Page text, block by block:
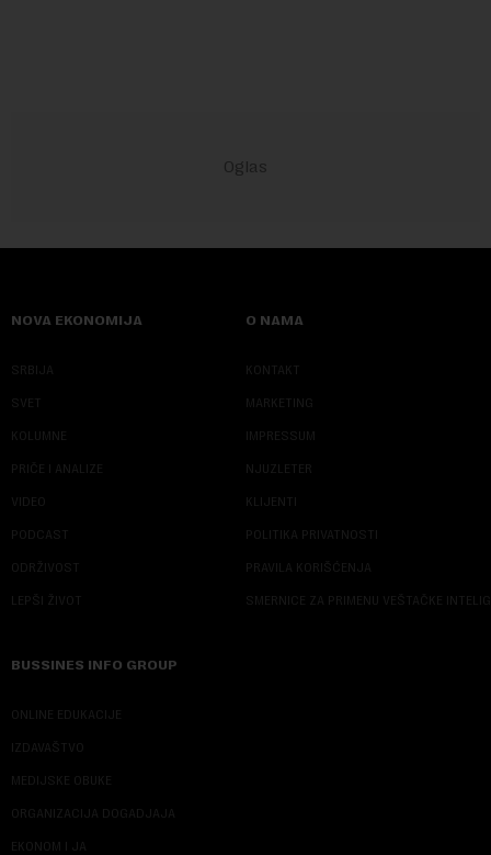
NOVA EKONOMIJA
SRBIJA
SVET
KOLUMNE
PRIČE I ANALIZE
VIDEO
PODCAST
ODRŽIVOST
LEPŠI ŽIVOT
O NAMA
KONTAKT
MARKETING
IMPRESSUM
NJUZLETER
KLIJENTI
POLITIKA PRIVATNOSTI
PRAVILA KORIŠĆENJA
SMERNICE ZA PRIMENU VEŠTAČKE
BUSSINES INFO GROUP
ONLINE EDUKACIJE
IZDAVAŠTVO
MEDIJSKE OBUKE
ORGANIZACIJA DOGADJAJA
EKONOM I JA